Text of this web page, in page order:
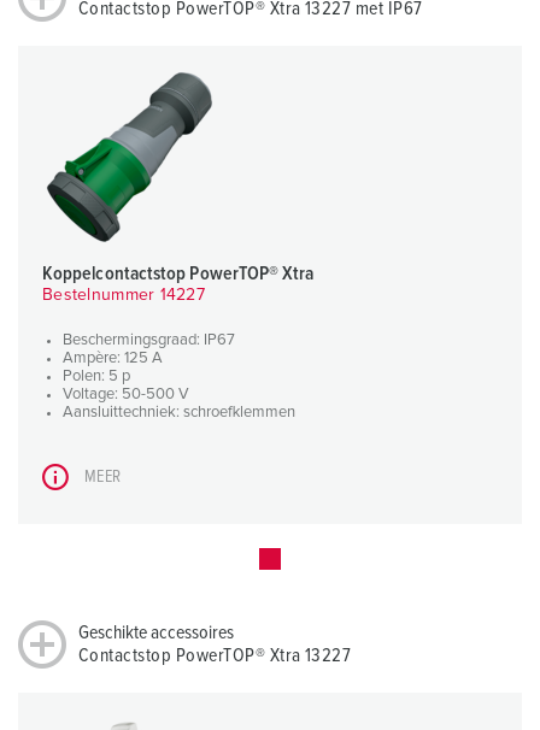
Contactstop PowerTOP® Xtra 13227 met IP67
Koppelcontactstop PowerTOP® Xtra
Bestelnummer 14227
Beschermingsgraad: IP67
Ampère: 125 A
Polen: 5 p
Voltage: 50-500 V
Aansluittechniek: schroefklemmen
MEER
Geschikte accessoires
Contactstop PowerTOP® Xtra 13227